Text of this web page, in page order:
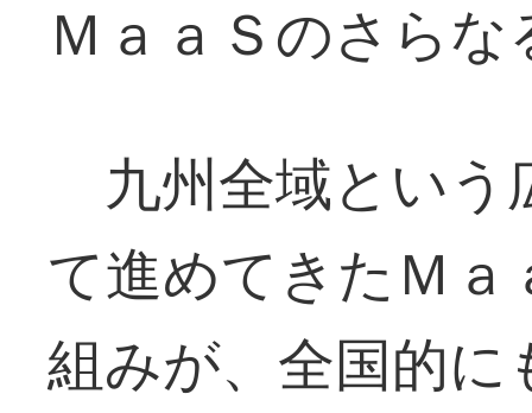
ＭａａＳのさら
九州全域という
て進めてきたＭ
組みが、全国的